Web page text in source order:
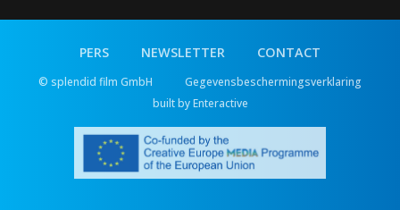
PERS NEWSLETTER CONTACT
© splendid film GmbH
Gegevensbeschermingsverklaring
built by Enteractive